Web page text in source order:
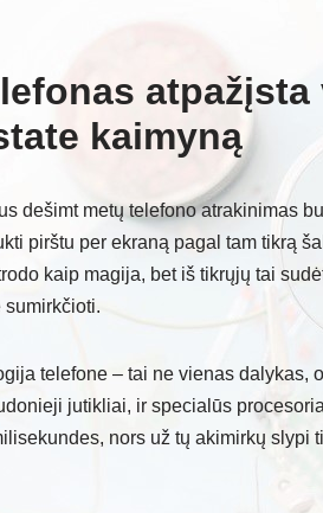
atpažįsta
kaimyną
dešimt metų telefono atrakinimas
pirštu per ekraną pagal tam tikrą
kaip magija, bet iš tikrųjų tai
telefone – tai ne vienas dalykas,
jutikliai, ir specialūs
nors už tų akimirkų slypi